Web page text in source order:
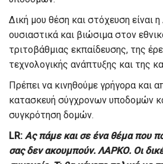
Δική μου θέση και στόχευση είναι
ουσιαστικά και βιώσιμα στον
τριτοβάθμιας εκπαίδευσης, της
τεχνολογικής ανάπτυξης και της
Πρέπει να κινηθούμε γρήγορα και
κατασκευή σύγχρονων υποδομών
συγκρότηση δομών.
LR: Ας πάμε και σε ένα θέμα που
σας δεν ακουμπούν. ΛΑΡΚΟ. Οι